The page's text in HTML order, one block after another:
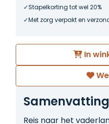
Stapelkorting tot wel 20%
Met zorg verpakt en
In
Samenvatting
Reis naar het